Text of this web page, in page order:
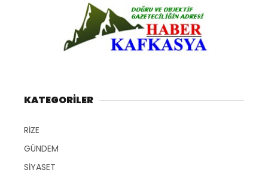
KATEGORİLER
RİZE
GÜNDEM
SİYASET